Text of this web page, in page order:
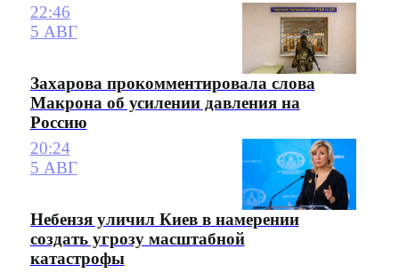
22:46
5 АВГ
Захарова прокомментировала слова
Макрона об усилении давления на
Россию
20:24
5 АВГ
Небензя уличил Киев в намерении
создать угрозу масштабной
катастрофы